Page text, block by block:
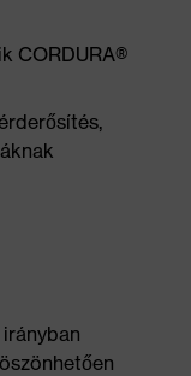
CORDURA®